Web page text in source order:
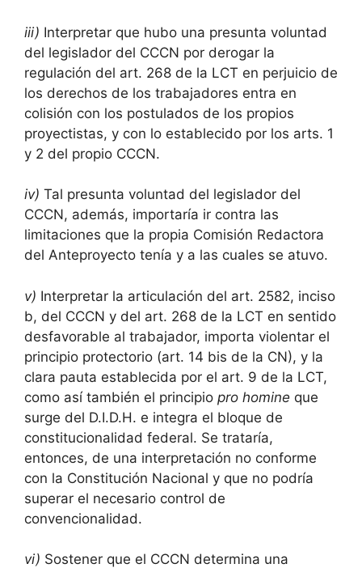
iii) Interpretar que hubo una presunta voluntad
del legislador del CCCN por derogar la
regulación del art. 268 de la LCT en perjuicio de
los derechos de los trabajadores entra en
colisión con los postulados de los propios
proyectistas, y con lo establecido por los arts. 1
y 2 del propio CCCN.
iv) Tal presunta voluntad del legislador del
CCCN, además, importaría ir contra las
limitaciones que la propia Comisión Redactora
del Anteproyecto tenía y a las cuales se atuvo.
v) Interpretar la articulación del art. 2582, inciso
b, del CCCN y del art. 268 de la LCT en sentido
desfavorable al trabajador, importa violentar el
principio protectorio (art. 14 bis de la CN), y la
clara pauta establecida por el art. 9 de la LCT,
como así también el principio pro homine que
surge del D.I.D.H. e integra el bloque de
constitucionalidad federal. Se trataría,
entonces, de una interpretación no conforme
con la Constitución Nacional y que no podría
superar el necesario control de
convencionalidad.
vi) Sostener que el CCCN determina una